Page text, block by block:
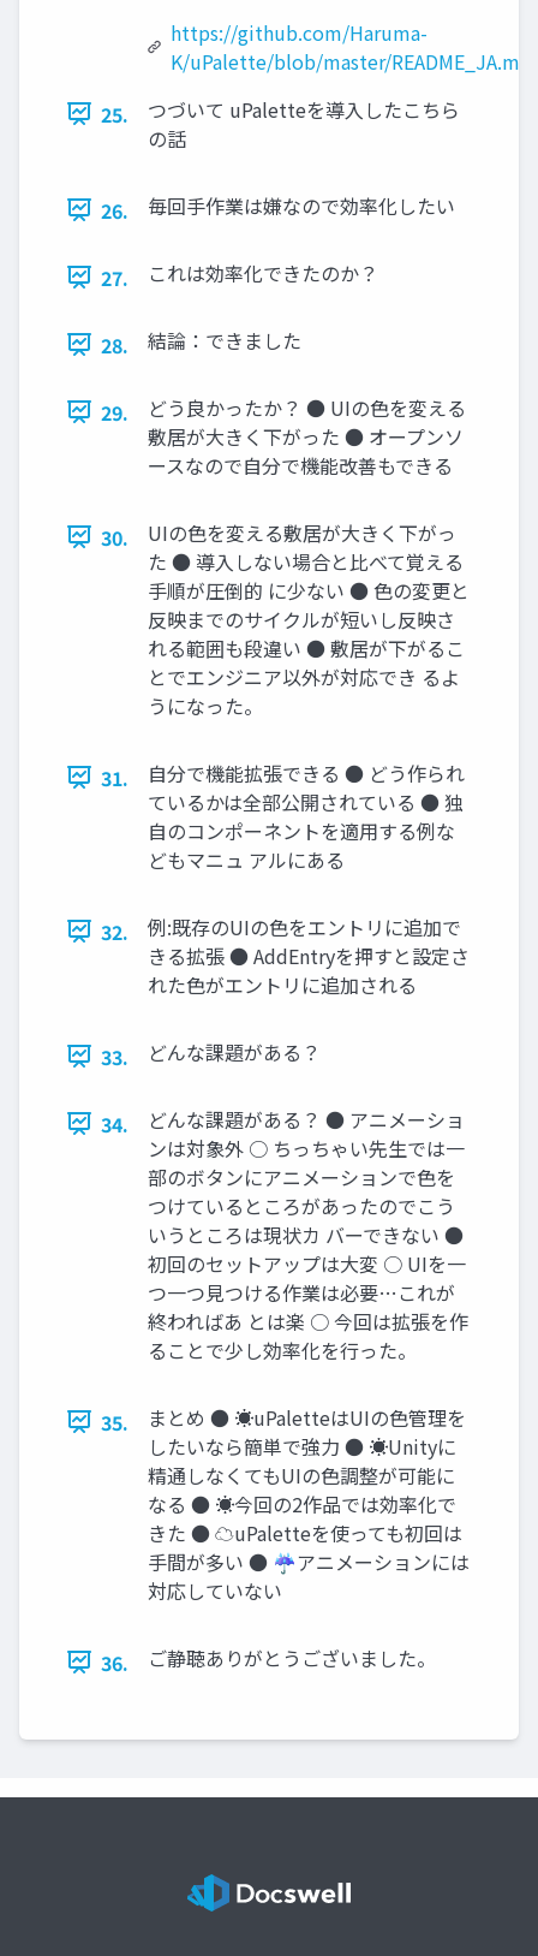
https://github.com/Haruma-
K/uPalette/blob/master/README_JA.md
25.
つづいて uPaletteを導入したこちら
の話
26. 毎回手作業は嫌なので効率化したい
27. これは効率化できたのか？
28. 結論：できました
29.
どう良かったか？ ● UIの色を変える
敷居が大きく下がった ● オープンソ
ースなので自分で機能改善もできる
30.
UIの色を変える敷居が大きく下がっ
た ● 導入しない場合と比べて覚える
手順が圧倒的 に少ない ● 色の変更と
反映までのサイクルが短いし反映さ
れる範囲も段違い ● 敷居が下がるこ
とでエンジニア以外が対応でき るよ
うになった。
31.
自分で機能拡張できる ● どう作られ
ているかは全部公開されている ● 独
自のコンポーネントを適用する例な
どもマニュ アルにある
32.
例:既存のUIの色をエントリに追加で
きる拡張 ● AddEntryを押すと設定さ
れた色がエントリに追加される
33. どんな課題がある？
34.
どんな課題がある？ ● アニメーショ
ンは対象外 ○ ちっちゃい先生では一
部のボタンにアニメーションで色を
つけているところがあったのでこう
いうところは現状カ バーできない ●
初回のセットアップは大変 ○ UIを一
つ一つ見つける作業は必要…これが
終わればあ とは楽 ○ 今回は拡張を作
ることで少し効率化を行った。
35.
まとめ ● ☀uPaletteはUIの色管理を
したいなら簡単で強力 ● ☀Unityに
精通しなくてもUIの色調整が可能に
なる ● ☀今回の2作品では効率化で
きた ● ☁uPaletteを使っても初回は
手間が多い ● ☔アニメーションには
対応していない
36. ご静聴ありがとうございました。